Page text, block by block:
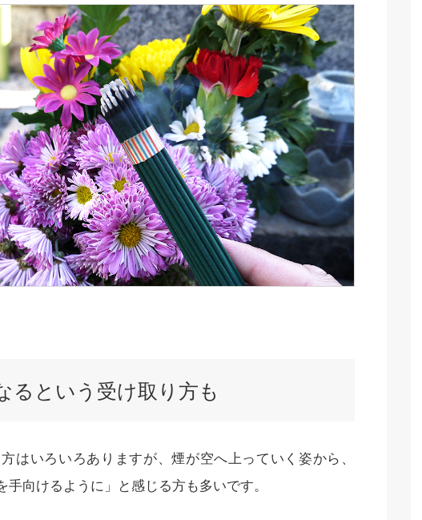
るという受け取り方も
はいろいろありますが、煙が空へ上っていく姿から、
手向けるように」と感じる方も多いです。